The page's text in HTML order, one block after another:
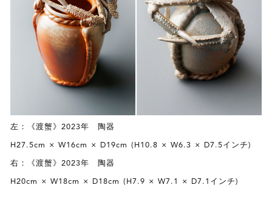
左：《渡蟹》2023年 陶器
H27.5cm × W16cm × D19cm (H10.8 × W6.3 × D7.5インチ)
右：《渡蟹》2023年 陶器
H20cm × W18cm × D18cm (H7.9 × W7.1 × D7.1インチ)